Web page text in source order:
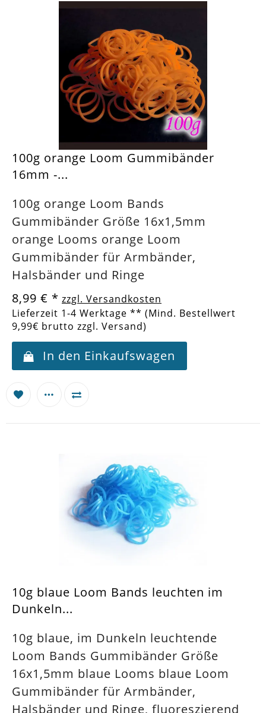
100g orange Loom Gummibänder
16mm -...
100g orange Loom Bands
Gummibänder Größe 16x1,5mm
orange Looms orange Loom
Gummibänder für Armbänder,
Halsbänder und Ringe
8,99 € * zzgl. Versandkosten
Lieferzeit 1-4 Werktage ** (Mind. Bestellwert
9,99€ brutto zzgl. Versand)
In den Einkaufswagen
10g blaue Loom Bands leuchten im
Dunkeln...
10g blaue, im Dunkeln leuchtende
Loom Bands Gummibänder Größe
16x1,5mm blaue Looms blaue Loom
Gummibänder für Armbänder,
Halsbänder und Ringe, fluoreszierend